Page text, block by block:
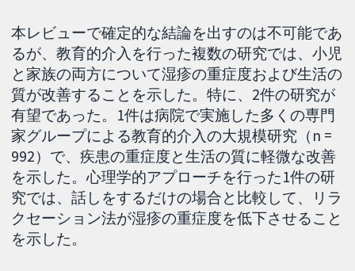
本レビューで確定的な結論を出すのは不可能であ
るが、教育的介入を行った複数の研究では、小児
と家族の両方について湿疹の重症度および生活の
質が改善することを示した。特に、2件の研究が
有望であった。1件は病院で実施した多くの専門
家グループによる教育的介入の大規模研究（n =
992）で、疾患の重症度と生活の質に軽微な改善
を示した。心理学的アプローチを行った1件の研
究では、話しをするだけの場合と比較して、リラ
クセーション法が湿疹の重症度を低下させること
を示した。